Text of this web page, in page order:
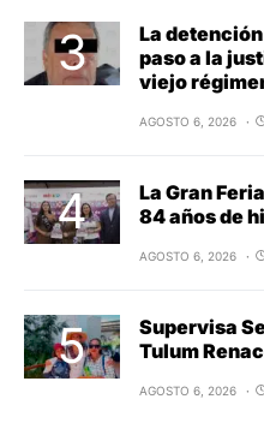
La
paso a la
viejo
AGOSTO 6, 2026
La Gran
84 años de
AGOSTO 6, 2026
Supervisa
Tulum
AGOSTO 6, 2026